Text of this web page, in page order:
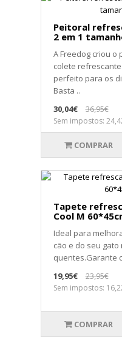
Peitoral
2 em 1
A Freedog criou o
colete
perfeito para os
Basta ..
30,04€
36,95€
Sem impostos:
COMPRAR
Tapete
Cool M
Ideal para
cão e do seu
quentes.Garante
19,95€
23,95€
Sem impostos:
COMPRAR